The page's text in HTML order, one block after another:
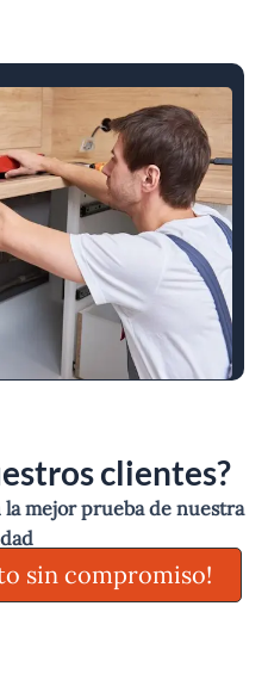
clientes?
mejor prueba de nuestra
sin compromiso!